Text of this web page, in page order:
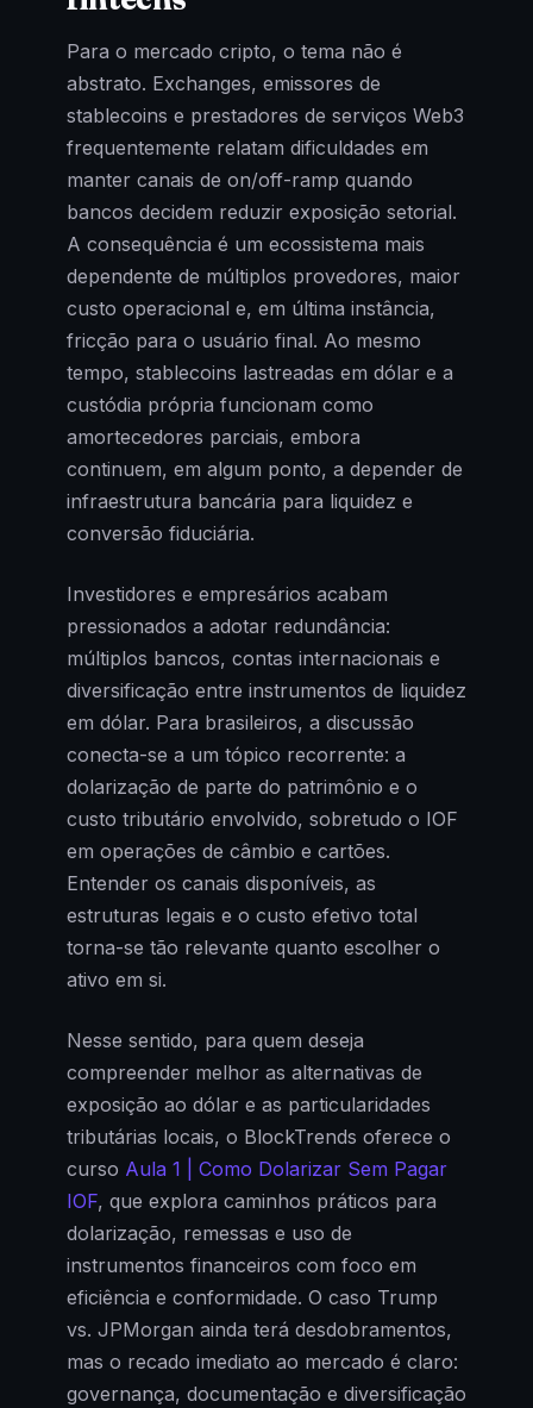
Para o mercado cripto, o tema não é
abstrato. Exchanges, emissores de
stablecoins e prestadores de serviços Web3
frequentemente relatam dificuldades em
manter canais de on/off-ramp quando
bancos decidem reduzir exposição setorial.
A consequência é um ecossistema mais
dependente de múltiplos provedores, maior
custo operacional e, em última instância,
fricção para o usuário final. Ao mesmo
tempo, stablecoins lastreadas em dólar e a
custódia própria funcionam como
amortecedores parciais, embora
continuem, em algum ponto, a depender de
infraestrutura bancária para liquidez e
conversão fiduciária.
Investidores e empresários acabam
pressionados a adotar redundância:
múltiplos bancos, contas internacionais e
diversificação entre instrumentos de liquidez
em dólar. Para brasileiros, a discussão
conecta-se a um tópico recorrente: a
dolarização de parte do patrimônio e o
custo tributário envolvido, sobretudo o IOF
em operações de câmbio e cartões.
Entender os canais disponíveis, as
estruturas legais e o custo efetivo total
torna-se tão relevante quanto escolher o
ativo em si.
Nesse sentido, para quem deseja
compreender melhor as alternativas de
exposição ao dólar e as particularidades
tributárias locais, o BlockTrends oferece o
curso Aula 1 | Como Dolarizar Sem Pagar
IOF, que explora caminhos práticos para
dolarização, remessas e uso de
instrumentos financeiros com foco em
eficiência e conformidade. O caso Trump
vs. JPMorgan ainda terá desdobramentos,
mas o recado imediato ao mercado é claro:
governança, documentação e diversificação